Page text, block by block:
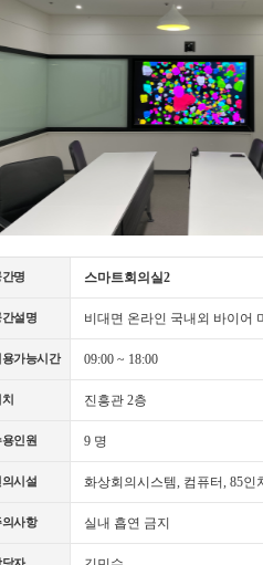
간명 스마트회의실2
간설명 비대면 온라인 국내외 바이어
용가능시간 09:00 ~ 18:00
진흥관 2층
용인원 9 명
의시설 화상회의시스템, 컴퓨터, 85인
의사항 실내 흡연 금지